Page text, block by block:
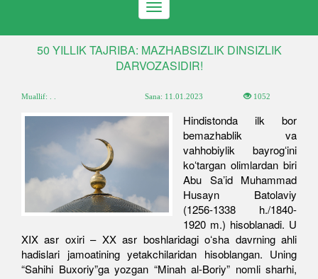
Toggle
navigation
50 YILLIK TAJRIBA: MAZHABSIZLIK DINSIZLIK
DARVOZASIDIR!
Muallif: . . Sana: 11.01.2023 1052
Hindistonda ilk bor
bemazhablik va
vahhobiylik bayrogʻini
koʻtargan olimlardan biri
Abu Saʼid Muhammad
Husayn Batolaviy
(1256-1338 h./1840-
1920 m.) hisoblanadi. U
XIX asr oxiri – XX asr boshlaridagi oʻsha davrning ahli
hadislari jamoatining yetakchilaridan hisoblangan. Uning
“Sahihi Buxoriy”ga yozgan “Minah al-Boriy” nomli sharhi,